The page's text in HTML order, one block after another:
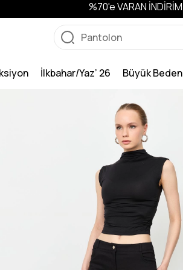
%70'e VARAN İNDİRİM
İlkbahar/Yaz’ 26 Büyük Beden